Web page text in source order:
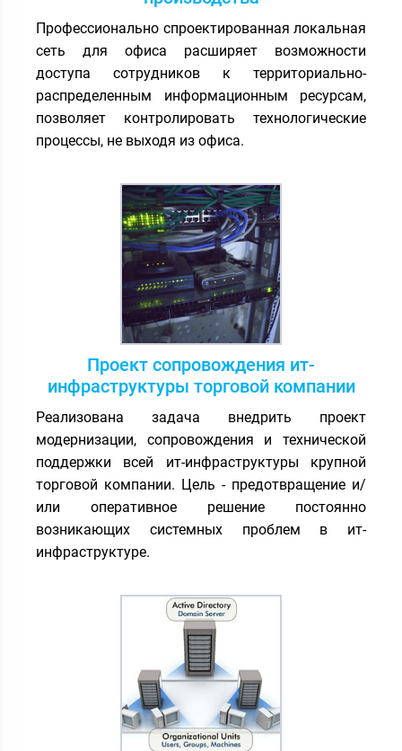
Профессионально спроектированная локальная
сеть для офиса расширяет возможности
доступа сотрудников к территориально-
распределенным информационным ресурсам,
позволяет контролировать технологические
процессы, не выходя из офиса.
Проект сопровождения ит-
инфраструктуры торговой компании
Реализована задача внедрить проект
модернизации, сопровождения и технической
поддержки всей ит-инфраструктуры крупной
торговой компании. Цель - предотвращение и/
или оперативное решение постоянно
возникающих системных проблем в ит-
инфраструктуре.